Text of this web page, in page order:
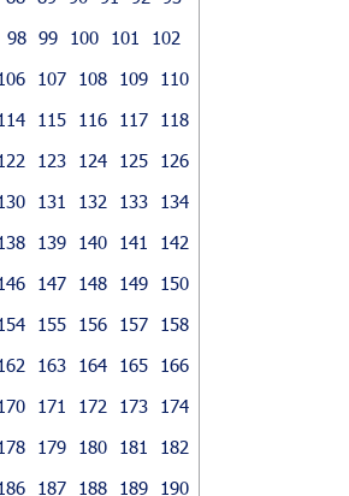
98 99 100 101
102
107 108 109
110
115 116 117
118
123 124 125
126
131 132 133
134
139 140 141
142
147 148 149
150
155 156 157
158
163 164 165
166
171 172 173
174
179 180 181
182
187 188 189
190